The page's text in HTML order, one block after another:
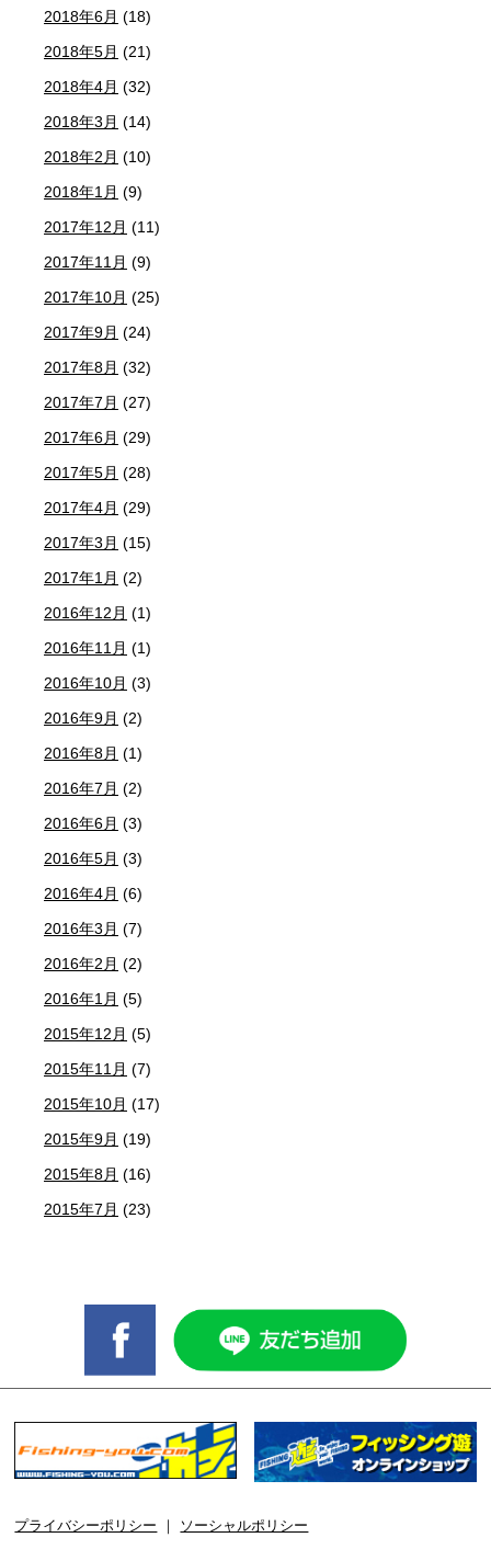
2018年6月 (18)
2018年5月 (21)
2018年4月 (32)
2018年3月 (14)
2018年2月 (10)
2018年1月 (9)
2017年12月 (11)
2017年11月 (9)
2017年10月 (25)
2017年9月 (24)
2017年8月 (32)
2017年7月 (27)
2017年6月 (29)
2017年5月 (28)
2017年4月 (29)
2017年3月 (15)
2017年1月 (2)
2016年12月 (1)
2016年11月 (1)
2016年10月 (3)
2016年9月 (2)
2016年8月 (1)
2016年7月 (2)
2016年6月 (3)
2016年5月 (3)
2016年4月 (6)
2016年3月 (7)
2016年2月 (2)
2016年1月 (5)
2015年12月 (5)
2015年11月 (7)
2015年10月 (17)
2015年9月 (19)
2015年8月 (16)
2015年7月 (23)
プライバシーポリシー ソーシャルポリシー